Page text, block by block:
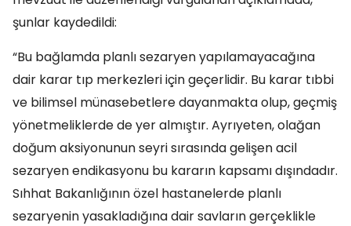
şunlar kaydedildi:
“Bu bağlamda planlı sezaryen yapılamayacağına
dair karar tıp merkezleri için geçerlidir. Bu karar tıbbi
ve bilimsel münasebetlere dayanmakta olup, geçmiş
yönetmeliklerde de yer almıştır. Ayrıyeten, olağan
doğum aksiyonunun seyri sırasında gelişen acil
sezaryen endikasyonu bu kararın kapsamı dışındadır.
Sıhhat Bakanlığının özel hastanelerde planlı
sezaryenin yasakladığına dair savların gerçeklikle